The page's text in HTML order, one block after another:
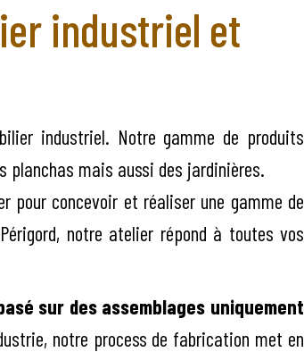
industriel et
industriel. Notre gamme de produits
planchas mais aussi des jardinières.
pour concevoir et réaliser une gamme de
notre atelier répond à toutes vos
sur des assemblages uniquement
notre process de fabrication met en